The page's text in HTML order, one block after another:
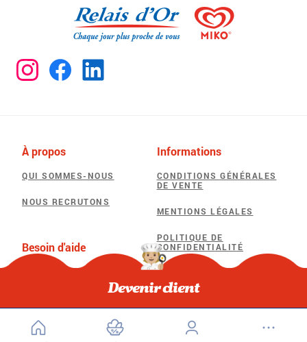
Devenir client
À propos
QUI SOMMES-NOUS
NOUS RECRUTONS
Besoin d'aide
Informations
CONDITIONS GÉNÉRALES
DE VENTE
MENTIONS LÉGALES
POLITIQUE DE
CONFIDENTIALITÉ
POLITIQUE D’UTILISATION
DES COOKIES